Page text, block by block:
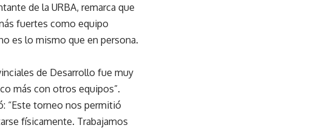
de la URBA, remarca que
fuertes como equipo
es lo mismo que en persona.
de Desarrollo fue muy
más con otros equipos”.
“Este torneo nos permitió
físicamente. Trabajamos